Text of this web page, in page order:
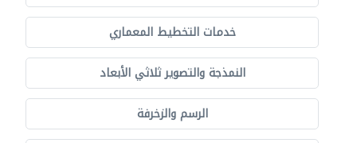
خدمات التخطيط المعماري
النمذجة والتصوير ثلاثي الأبعاد
الرسم والزخرفة